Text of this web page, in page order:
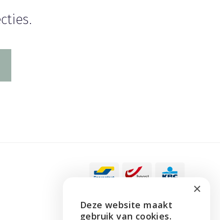
ENGLISH
×
Deze website maakt
gebruik van cookies.